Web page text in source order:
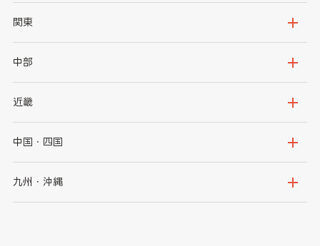
北海道
岩手県
秋田県
関東
茨城県
群馬県
千葉県
神奈川県
中部
新潟県
石川県
山梨県
近畿
大阪府
京都府
中国・四国
鳥取県
九州・沖縄